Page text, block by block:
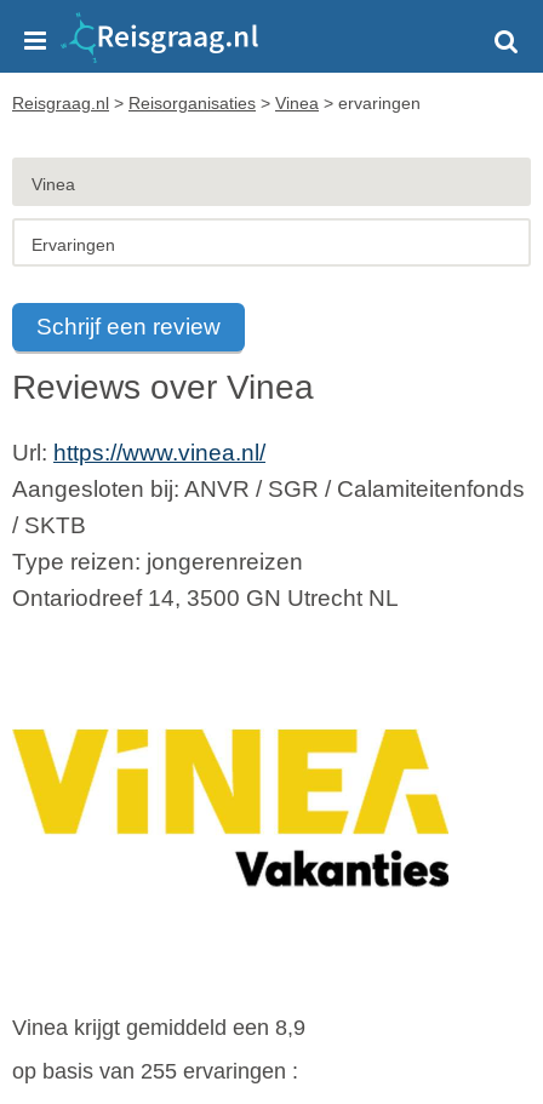
Reisgraag.nl > Reisorganisaties > Vinea > ervaringen
Vinea
Ervaringen
Schrijf een review
Reviews over Vinea
Url: https://www.vinea.nl/
Aangesloten bij: ANVR / SGR / Calamiteitenfonds
/ SKTB
Type reizen: jongerenreizen
Ontariodreef 14, 3500 GN Utrecht NL
Vinea krijgt gemiddeld een 8,9
op basis van 255 ervaringen :